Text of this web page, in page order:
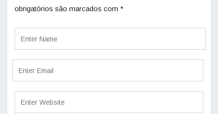
obrigatórios são marcados com *